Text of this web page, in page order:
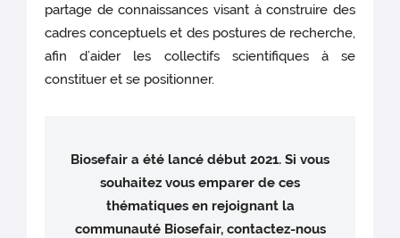
partage de connaissances visant à construire des
cadres conceptuels et des postures de recherche,
afin d’aider les collectifs scientifiques à se
constituer et se positionner.
Biosefair a été lancé début 2021. Si vous
souhaitez vous emparer de ces
thématiques en rejoignant la
communauté Biosefair, contactez-nous